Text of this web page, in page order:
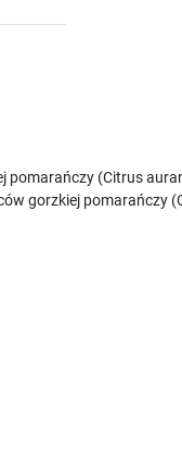
pomarańczy (Citrus
gorzkiej pomarańczy